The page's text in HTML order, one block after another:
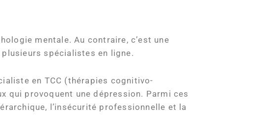
mentale. Au contraire, c’est une
plusieurs spécialistes en ligne.
en TCC (thérapies cognitivo-
provoquent une dépression. Parmi ces
l’insécurité professionnelle et la